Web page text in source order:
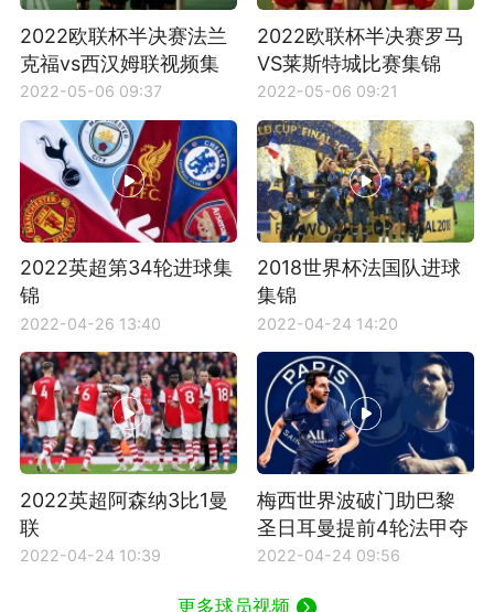
2022欧联杯半决赛法兰
克福vs西汉姆联视频集
锦
2022-05-06 09:37
2022欧联杯半决赛罗马
VS莱斯特城比赛集锦
2022-05-06 09:21
2022英超第34轮进球集
锦
2022-04-26 13:40
2018世界杯法国队进球
集锦
2022-04-24 14:20
2022英超阿森纳3比1曼
联
2022-04-24 10:39
梅西世界波破门助巴黎
圣日耳曼提前4轮法甲夺
冠
2022-04-24 09:56
更多球员视频